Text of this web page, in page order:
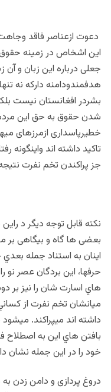
دعوت ازعناصر فاقد
این اشخاص در زمینه
جعلی درباره این زبان و
هدفمندودامنه دارکه نه
بشردر افغانستان نیست
شدن حقوق به حق این
خطیرپاسداری ازمرزهای
تاکید داشته اند واینگونه
جز پراکندن تخم نفرت
نکته قابل توجه ديگر د
بعضی ها گاه و بیگاهی بر
اينان به استناد جمله
حرفها، اين بردگان عصر نو
هاي اسارت شان را نيز بر
ميانشان تخم نفرت از
داشته اند ميپراکند.
بافتن هاي اين به
خود را در اين جمله نشان
دروغ پردازی و دامن زدن